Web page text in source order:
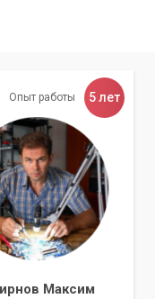
Опыт работы 5 лет
Максим